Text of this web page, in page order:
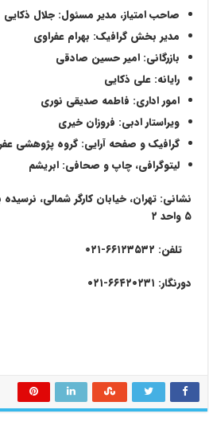
صاحب امتیاز، مدیر مسئول: جلال ذکایی
مدیر بخش گرافیک: بهرام عفراوی
بازرگانی: امیر حسین صادقی
رایانه: علی ذکایی
امور اداری: فاطمه صدیقی نوری
ویراستار ادبی: فروزان خیری
گرافیک و صفحه آرایی: گروه پژوهشی
لیتوگرافی، چاپ و صحافی: ابریشم
نشانی: تهران، خیابان کارگر شمالی،
۵ واحد ۲
تلفن: ۶۶۱۲۳۵۳۲-۰۲۱
دورنگار: ۶۶۴۲۰۲۳۱-۰۲۱